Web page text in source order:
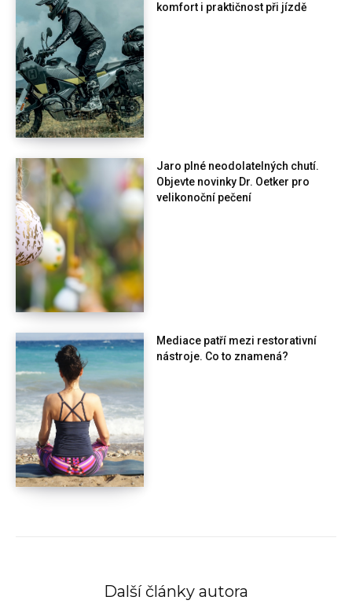
komfort i praktičnost při jízdě
Jaro plné neodolatelných chutí.
Objevte novinky Dr. Oetker pro
velikonoční pečení
Mediace patří mezi restorativní
nástroje. Co to znamená?
Další články autora